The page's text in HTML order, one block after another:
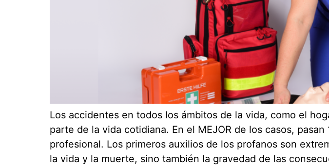
Los accidentes en todos los ámbitos de la vida, como el
parte de la vida cotidiana. En el MEJOR de los casos,
profesional. Los primeros auxilios de los profanos son
la vida y la muerte, sino también la gravedad de las